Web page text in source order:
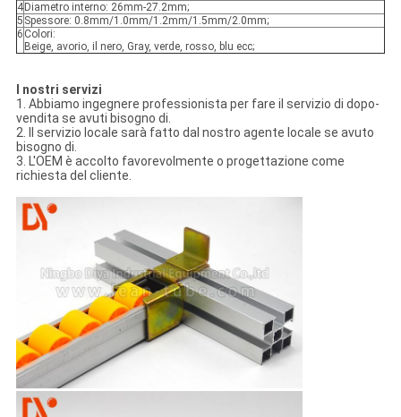
4 Diametro interno: 26mm-27.2mm;
5 Spessore: 0.8mm/1.0mm/1.2mm/1.5mm/2.0mm;
6 Colori:
Beige, avorio, il nero, Gray, verde, rosso, blu ecc;
I nostri servizi
1. Abbiamo ingegnere professionista per fare il servizio di dopo-
vendita se avuti bisogno di.
2. Il servizio locale sarà fatto dal nostro agente locale se avuto
bisogno di.
3. L'OEM è accolto favorevolmente o progettazione come
richiesta del cliente.